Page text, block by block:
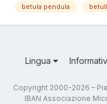
betula pendula
Lingua
Copyright 2000-2026 –
IBAN Associazione